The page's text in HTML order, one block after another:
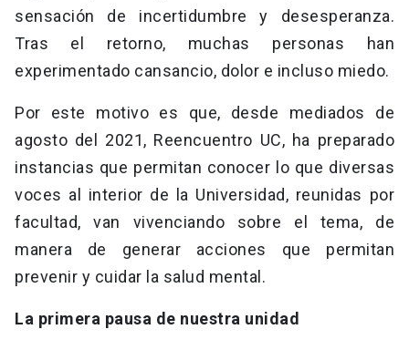
sensación de incertidumbre y desesperanza.
Tras el retorno, muchas personas han
experimentado cansancio, dolor e incluso miedo.
Por este motivo es que, desde mediados de
agosto del 2021, Reencuentro UC, ha preparado
instancias que permitan conocer lo que diversas
voces al interior de la Universidad, reunidas por
facultad, van vivenciando sobre el tema, de
manera de generar acciones que permitan
prevenir y cuidar la salud mental.
La primera pausa de nuestra unidad